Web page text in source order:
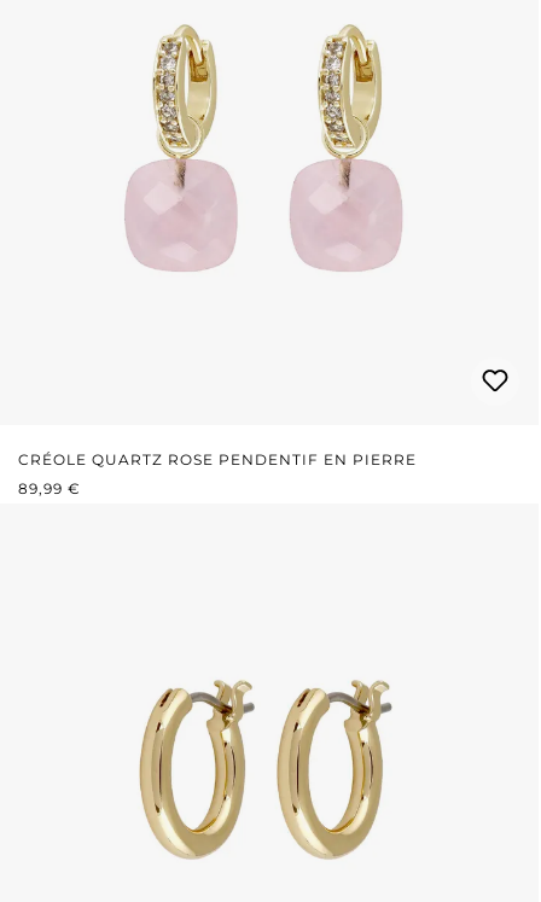
CRÉOLE QUARTZ ROSE PENDENTIF EN PIERRE
PRIX RÉGULIER :
89,99 €